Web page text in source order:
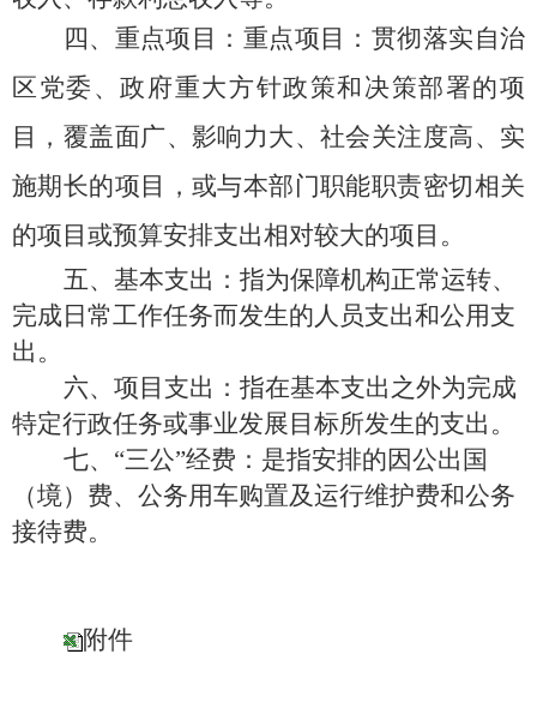
四、重点项目： 重点项目：贯彻落实自治
区党委、政府重大方针政策和决策部署的项
目，覆盖面广、影响力大、社会关注度高、实
施期长的项目，或与本部门职能职责密切相关
的项目或预算安排支出相对较大的项目。
五、基本支出： 指为保障机构正常运转、
完成日常工作任务而发生的人员支出和公用支
出。
六、项目支出： 指在基本支出之外为完成
特定行政任务或事业发展目标所发生的支出。
七、 “三公”经费： 是指安排的因公出国
（境）费、公务用车购置及运行维护费和公务
接待费。
附件